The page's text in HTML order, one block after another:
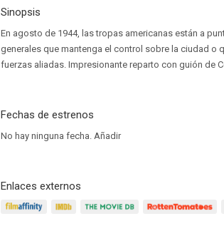
Sinopsis
En agosto de 1944, las tropas americanas están a
generales que mantenga el control sobre la ciudad o
fuerzas aliadas. Impresionante reparto con guión de
Fechas de estrenos
No hay ninguna fecha. Añadir
Enlaces externos